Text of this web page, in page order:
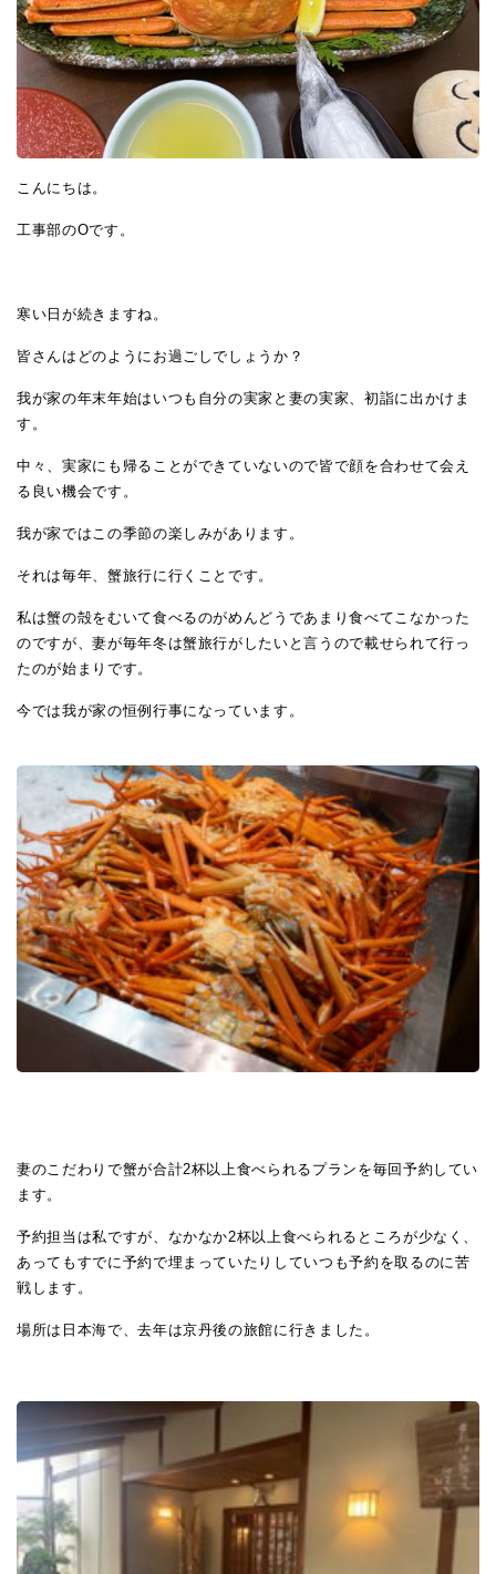
こんにちは。
工事部のOです。
寒い日が続きますね。
皆さんはどのようにお過ごしでしょうか？
我が家の年末年始はいつも自分の実家と妻の実家、初詣に出かけま
す。
中々、実家にも帰ることができていないので皆で顔を合わせて会え
る良い機会です。
我が家ではこの季節の楽しみがあります。
それは毎年、蟹旅行に行くことです。
私は蟹の殻をむいて食べるのがめんどうであまり食べてこなかった
のですが、妻が毎年冬は蟹旅行がしたいと言うので載せられて行っ
たのが始まりです。
今では我が家の恒例行事になっています。
妻のこだわりで蟹が合計2杯以上食べられるプランを毎回予約してい
ます。
予約担当は私ですが、なかなか2杯以上食べられるところが少なく、
あってもすでに予約で埋まっていたりしていつも予約を取るのに苦
戦します。
場所は日本海で、去年は京丹後の旅館に行きました。